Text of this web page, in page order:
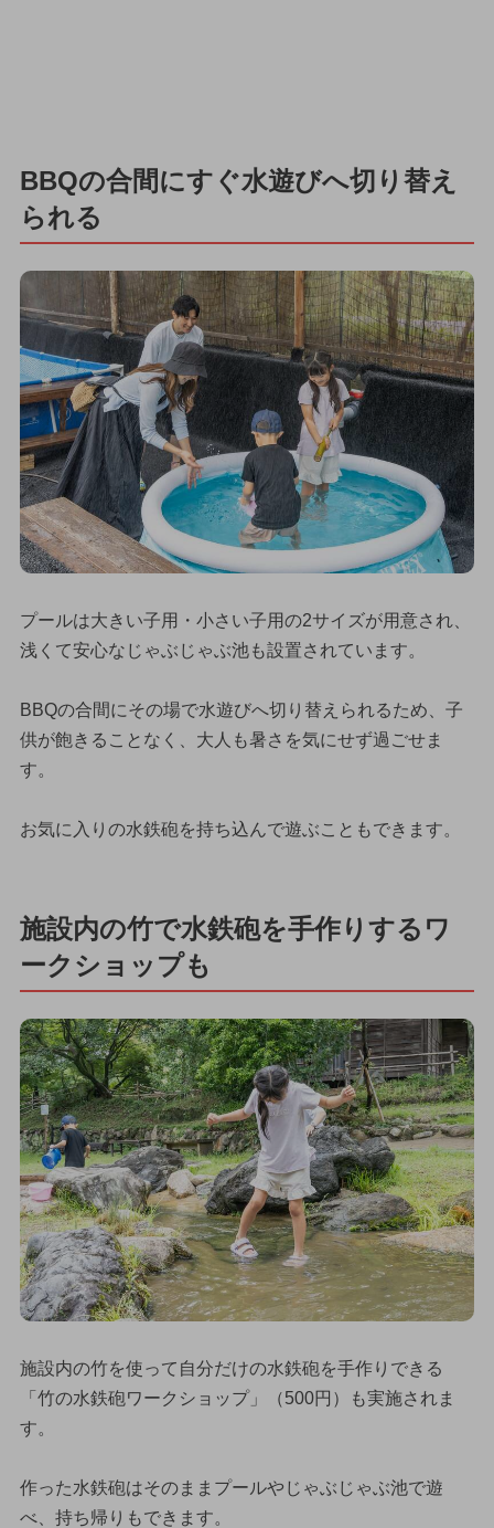
BBQの合間にすぐ水遊びへ切り替え
られる
プールは大きい子用・小さい子用の2サイズが用意され、
浅くて安心なじゃぶじゃぶ池も設置されています。
BBQの合間にその場で水遊びへ切り替えられるため、子
供が飽きることなく、大人も暑さを気にせず過ごせま
す。
お気に入りの水鉄砲を持ち込んで遊ぶこともできます。
施設内の竹で水鉄砲を手作りするワ
ークショップも
施設内の竹を使って自分だけの水鉄砲を手作りできる
「竹の水鉄砲ワークショップ」（500円）も実施されま
す。
作った水鉄砲はそのままプールやじゃぶじゃぶ池で遊
べ、持ち帰りもできます。